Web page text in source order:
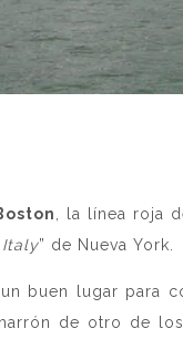
, la línea roja
” de Nueva York.
buen lugar para
de otro de